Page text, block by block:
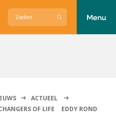
Menu
ACTUEEL
OF LIFE
EDDY ROND